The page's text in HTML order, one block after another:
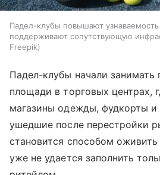
Падел-клубы повышают
поддерживают сопутствующую
Freepik
Падел-клубы начали
площади в торговых центрах,
магазины одежды, фудкорты и
ушедшие после перестройки
становится способом
уже не удается заполнить